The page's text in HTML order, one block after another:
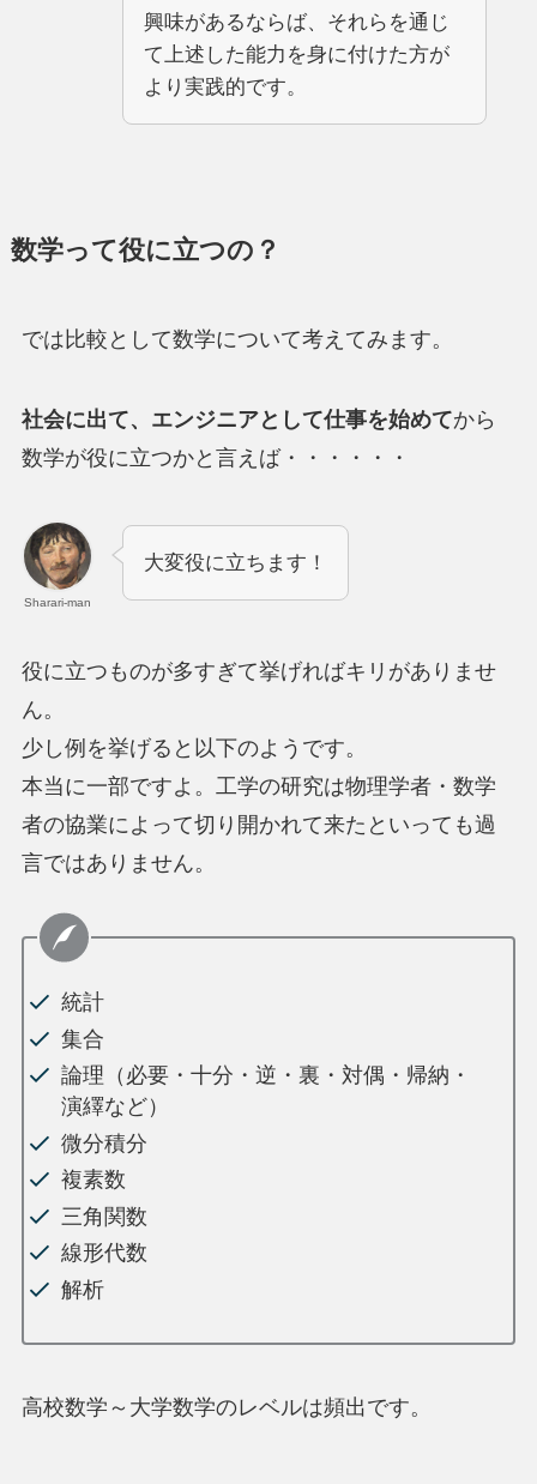
興味があるならば、それらを通じ
て上述した能力を身に付けた方が
より実践的です。
数学って役に立つの？
では比較として数学について考えてみます。
社会に出て、エンジニアとして仕事を始めてから
数学が役に立つかと言えば・・・・・・
Sharari-man
大変役に立ちます！
役に立つものが多すぎて挙げればキリがありませ
ん。
少し例を挙げると以下のようです。
本当に一部ですよ。工学の研究は物理学者・数学
者の協業によって切り開かれて来たといっても過
言ではありません。
統計
集合
論理（必要・十分・逆・裏・対偶・帰納・
演繹など）
微分積分
複素数
三角関数
線形代数
解析
高校数学～大学数学のレベルは頻出です。